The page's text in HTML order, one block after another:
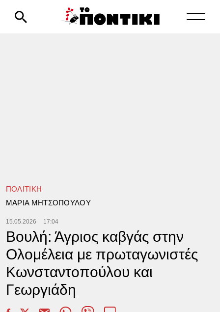
ΠΟΛΙΤΙΚΗ
ΜΑΡΙΑ ΜΗΤΣΟΠΟΥΛΟΥ
15.05.2026 17:04
Βουλή: Άγριος καβγάς στην
Ολομέλεια με πρωταγωνιστές
Κωνσταντοπούλου και
Γεωργιάδη